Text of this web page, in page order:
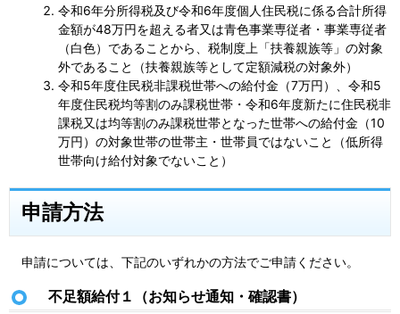
令和6年分所得税及び令和6年度個人住民税に係る合計所得
金額が48万円を超える者又は青色事業専従者・事業専従者
（白色）であることから、税制度上「扶養親族等」の対象
外であること（扶養親族等として定額減税の対象外）
令和5年度住民税非課税世帯への給付金（7万円）、令和5
年度住民税均等割のみ課税世帯・令和6年度新たに住民税非
課税又は均等割のみ課税世帯となった世帯への給付金（10
万円）の対象世帯の世帯主・世帯員ではないこと（低所得
世帯向け給付対象でないこと）
申請方法
申請については、下記のいずれかの方法でご申請ください。
不足額給付１（お知らせ通知・確認書）